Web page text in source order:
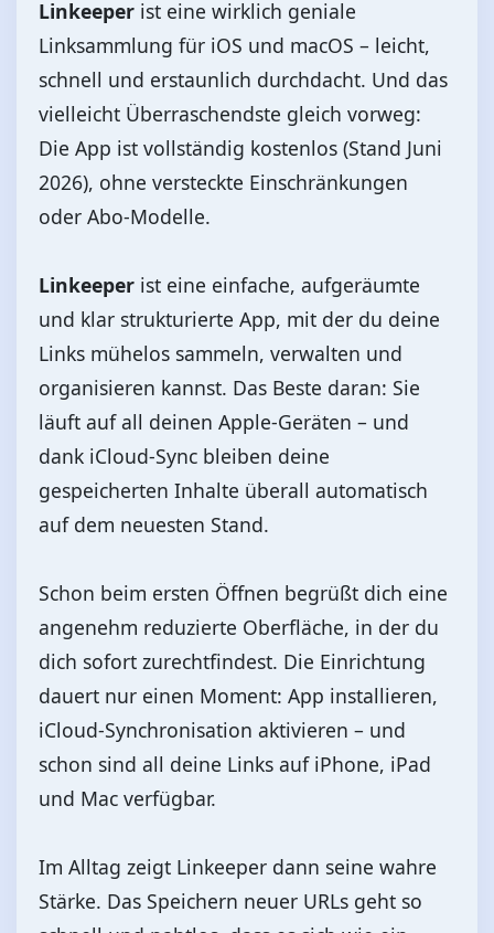
Linkeeper ist eine wirklich geniale
Linksammlung für iOS und macOS – leicht,
schnell und erstaunlich durchdacht. Und das
vielleicht Überraschendste gleich vorweg:
Die App ist vollständig kostenlos (Stand Juni
2026), ohne versteckte Einschränkungen
oder Abo‑Modelle.
Linkeeper ist eine einfache, aufgeräumte
und klar strukturierte App, mit der du deine
Links mühelos sammeln, verwalten und
organisieren kannst. Das Beste daran: Sie
läuft auf all deinen Apple‑Geräten – und
dank iCloud‑Sync bleiben deine
gespeicherten Inhalte überall automatisch
auf dem neuesten Stand.
Schon beim ersten Öffnen begrüßt dich eine
angenehm reduzierte Oberfläche, in der du
dich sofort zurechtfindest. Die Einrichtung
dauert nur einen Moment: App installieren,
iCloud‑Synchronisation aktivieren – und
schon sind all deine Links auf iPhone, iPad
und Mac verfügbar.
Im Alltag zeigt Linkeeper dann seine wahre
Stärke. Das Speichern neuer URLs geht so